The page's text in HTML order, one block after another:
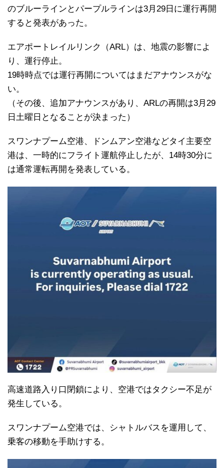
のブルーラインとパープルラインは3月29日に運行再開
すると発表があった。
エアポートレイルリンク（ARL）は、地震の影響によ
り、運行停止。
19時時点では運行再開についてはまだアナウンスがな
い。
（その後、追加アナウンスがあり、ARLの再開は3月29
日土曜日となることが決まった）
スワンナプーム空港、ドンムアン空港などタイ主要空
港は、一時的にフライト運航停止したが、14時30分に
は通常運転再開を発表している。
高速道路入り口閉鎖により、空港ではタクシー不足が
発生している。
スワンナプーム空港では、シャトルバスを運用して、
乗客の移動を手助けする。